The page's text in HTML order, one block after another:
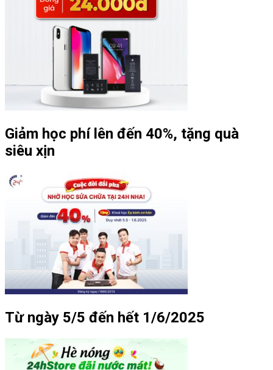
Giảm học phí lên đến 40%, tặng quà
siêu xịn
Từ ngày 5/5 đến hết 1/6/2025